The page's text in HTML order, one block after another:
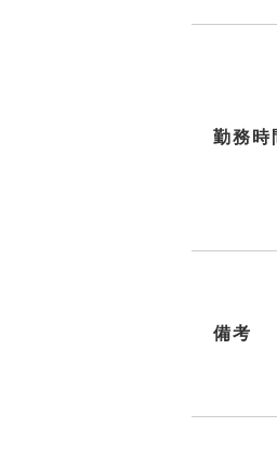
勤務時
備考